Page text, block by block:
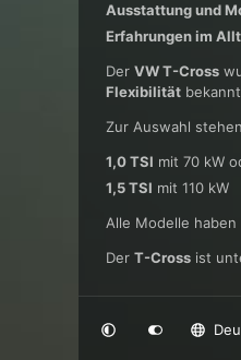
Ausstattung und
Erfahrungen im
Der VW T-Cross
Flexibilität
Zur Auswahl
1,0 TSI mit 70 kW
1,5 TSI mit 110 kW
Alle Modelle haben
Der T-Cross ist